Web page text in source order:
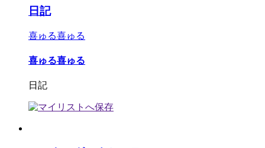
日記
喜ゅる喜ゅる
喜ゅる喜ゅる
日記